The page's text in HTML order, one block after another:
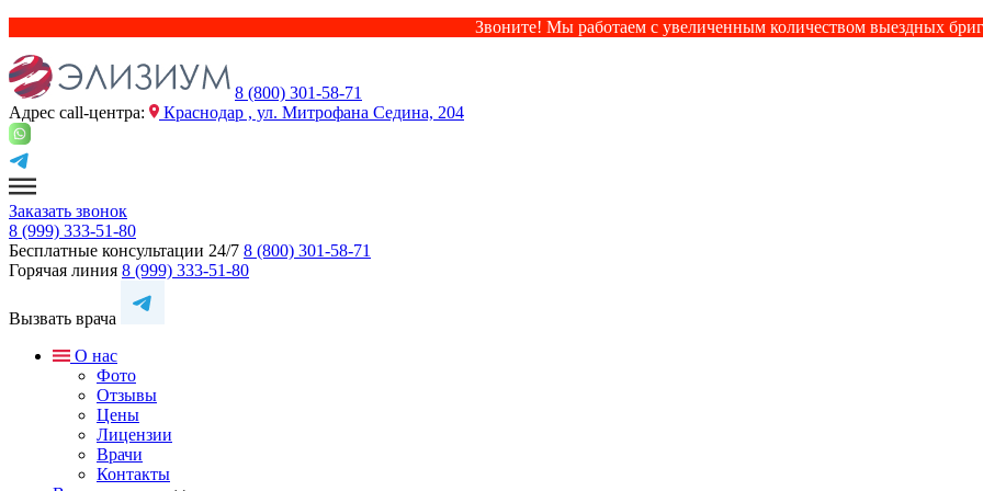
Звоните! Мы работаем с увеличенным количеством выездных
8 (800) 301-58-71
Адрес сall-центра:
Краснодар , ул. Митрофана Седина, 204
Заказать звонок
8 (999) 333-51-80
Бесплатные консультации 24/7 8 (800) 301-58-71
Горячая линия 8 (999) 333-51-80
Вызвать врача
О нас
Фото
Отзывы
Цены
Лицензии
Врачи
Контакты